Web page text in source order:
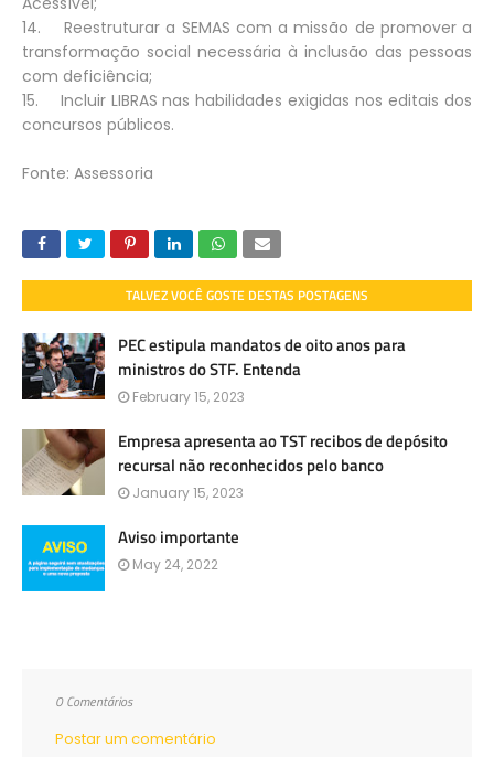
14. Reestruturar a SEMAS com a missão de promover a
transformação social necessária à inclusão das pessoas
com deficiência;
15. Incluir LIBRAS nas habilidades exigidas nos editais dos
concursos públicos.
Fonte: Assessoria
TALVEZ VOCÊ GOSTE DESTAS POSTAGENS
PEC estipula mandatos de oito anos para
ministros do STF. Entenda
February 15, 2023
Empresa apresenta ao TST recibos de depósito
recursal não reconhecidos pelo banco
January 15, 2023
Aviso importante
May 24, 2022
0 Comentários
Postar um comentário